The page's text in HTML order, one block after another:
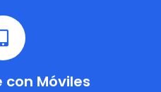
Móviles